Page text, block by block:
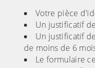
Votre pièce
Un justificatif
Un justificatif
de moins de 6
Le formulaire